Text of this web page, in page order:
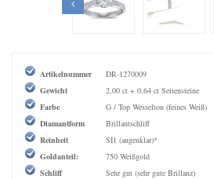
Artikelnummer
DR-1270009
Gewicht
2,00 ct + 0,64 ct Seitensteine
Farbe
G / Top Wesselton (feines Weiß)
Diamantform
Brillantschliff
Reinheit
SI1 (augenklar)*
Goldanteil:
750 Weißgold
Schliff
Sehr gut (sehr gute Brillanz)